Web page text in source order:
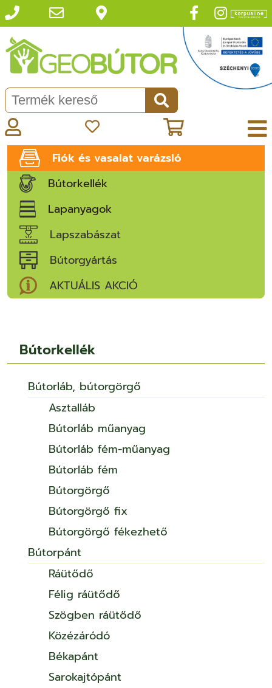
Fiók és vasalat varázsló
Bútorkellék
Lapanyagok
Lapszabászat
Bútorgyártás
AKTUÁLIS AKCIÓ
Bútorkellék
Bútorláb, bútorgörgő
Asztalláb
Bútorláb műanyag
Bútorláb fém-műanyag
Bútorláb fém
Bútorgörgő
Bútorgörgő fix
Bútorgörgő fékezhető
Bútorpánt
Ráütődő
Félig ráütődő
Szögben ráütődő
Közézáródó
Békapánt
Sarokajtópánt